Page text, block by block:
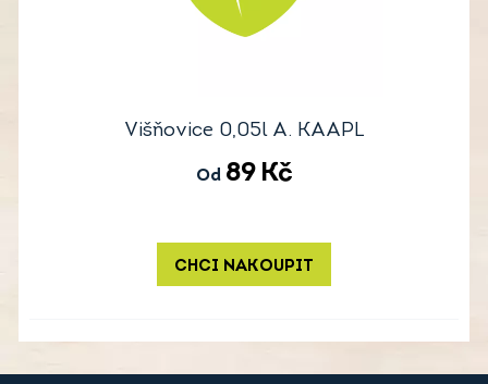
Višňovice 0,05l A. KAAPL
Od 89 Kč
CHCI NAKOUPIT